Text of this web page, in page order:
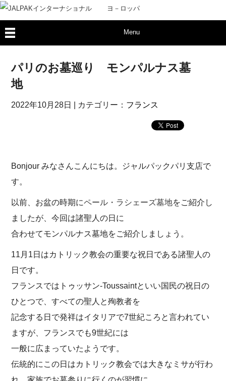
Menu
パリのお墓巡り モンパルナス墓
地
2022年10月28日 | カテゴリー： フランス
Bonjour みなさんこんにちは。ジャルパックパリ支店で
す。
以前、お盆の時期にペール・ラシェーズ墓地をご紹介し
ましたが、今回は諸聖人の日に
合わせてモンパルナス墓地をご紹介しましょう。
11月1日はカトリック教会の重要な祝日である諸聖人の
日です。
フランスではトゥッサン-Toussaintといい国民の祝日の
ひとつで、すべての聖人と殉教者を
記念する日で発祥はイタリアで7世紀ころと言われてい
ますが、フランスでも9世紀には
一般に広まっていたようです。
伝統的にこの日はカトリック教会では大きなミサが行わ